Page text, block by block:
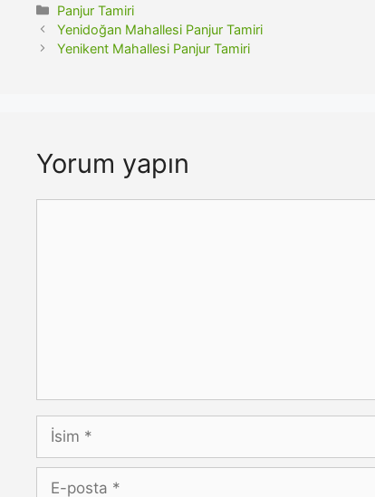
Kategoriler
Panjur Tamiri
Yenidoğan Mahallesi Panjur Tamiri
Yenikent Mahallesi Panjur Tamiri
Yorum yapın
İsim